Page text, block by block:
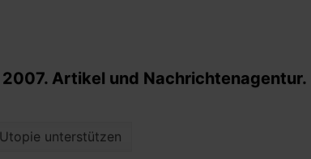
Artikel und Nachrichtenagentur.
unterstützen